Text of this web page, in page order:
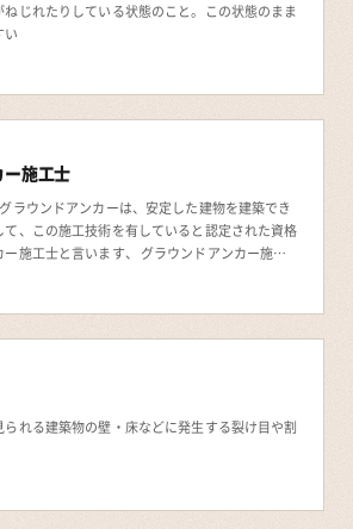
じれたりしている状態のこと。この状態のまま
い
施工士
ラウンドアンカーは、安定した建物を建築でき
、この施工技術を有していると認定された資格
ます、 グラウンドアンカー施工
ドアンカー施工士とは、建築
られる建築物の壁・床などに発生する裂け目や割